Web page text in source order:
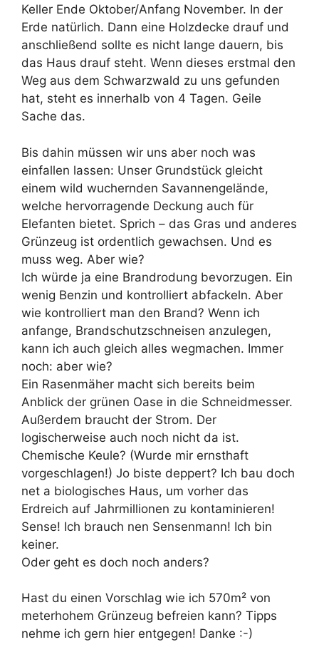
Keller Ende Oktober/Anfang November. In der
Erde natürlich. Dann eine Holzdecke drauf und
anschließend sollte es nicht lange dauern, bis
das Haus drauf steht. Wenn dieses erstmal den
Weg aus dem Schwarzwald zu uns gefunden
hat, steht es innerhalb von 4 Tagen. Geile
Sache das.
Bis dahin müssen wir uns aber noch was
einfallen lassen: Unser Grundstück gleicht
einem wild wuchernden Savannengelände,
welche hervorragende Deckung auch für
Elefanten bietet. Sprich – das Gras und anderes
Grünzeug ist ordentlich gewachsen. Und es
muss weg. Aber wie?
Ich würde ja eine Brandrodung bevorzugen. Ein
wenig Benzin und kontrolliert abfackeln. Aber
wie kontrolliert man den Brand? Wenn ich
anfange, Brandschutzschneisen anzulegen,
kann ich auch gleich alles wegmachen. Immer
noch: aber wie?
Ein Rasenmäher macht sich bereits beim
Anblick der grünen Oase in die Schneidmesser.
Außerdem braucht der Strom. Der
logischerweise auch noch nicht da ist.
Chemische Keule? (Wurde mir ernsthaft
vorgeschlagen!) Jo biste deppert? Ich bau doch
net a biologisches Haus, um vorher das
Erdreich auf Jahrmillionen zu kontaminieren!
Sense! Ich brauch nen Sensenmann! Ich bin
keiner.
Oder geht es doch noch anders?
Hast du einen Vorschlag wie ich 570m² von
meterhohem Grünzeug befreien kann? Tipps
nehme ich gern hier entgegen! Danke :-)